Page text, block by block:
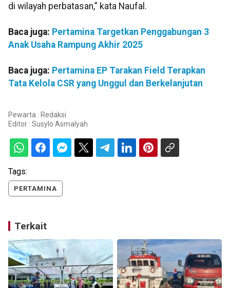
di wilayah perbatasan,” kata Naufal.
Baca juga: Pertamina Targetkan Penggabungan 3
Anak Usaha Rampung Akhir 2025
Baca juga: Pertamina EP Tarakan Field Terapkan
Tata Kelola CSR yang Unggul dan Berkelanjutan
Pewarta : Redaksi
Editor : Susylo Asmalyah
Tags:
PERTAMINA
Terkait